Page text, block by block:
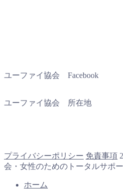
ユーファイ協会 Facebook
ユーファイ協会 所在地
プライバシーポリシー 免責事項
会・女性のためのトータルサポ
ホーム